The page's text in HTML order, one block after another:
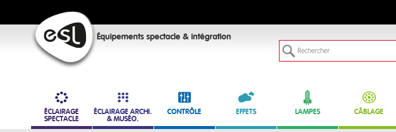
Équipements spectacle & intégration
ÉCLAIRAGE
SPECTACLE
ÉCLAIRAGE ARCHI.
& MUSÉO.
CONTRÔLE EFFETS LAMPES CÂBLAGE